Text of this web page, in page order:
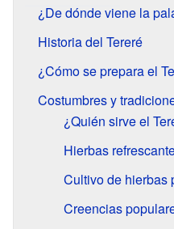
¿De dónde viene la
Historia del Tereré
¿Cómo se prepara el
Costumbres y
¿Quién sirve el
Hierbas
Cultivo de hierbas
Creencias